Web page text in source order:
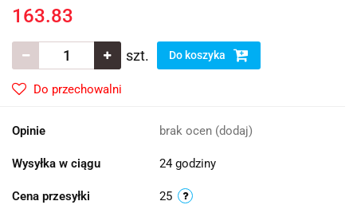
163.83
szt. Do koszyka
Do przechowalni
Opinie brak ocen (dodaj)
Wysyłka w ciągu 24 godziny
Cena przesyłki 25